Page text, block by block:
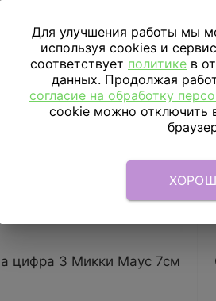
цифра 3 Микки Маус 7см
Для улучшения работы мы
используя cookies и
соответствует политике в
данных. Продолжая
согласие на обработку
cookie можно отключить